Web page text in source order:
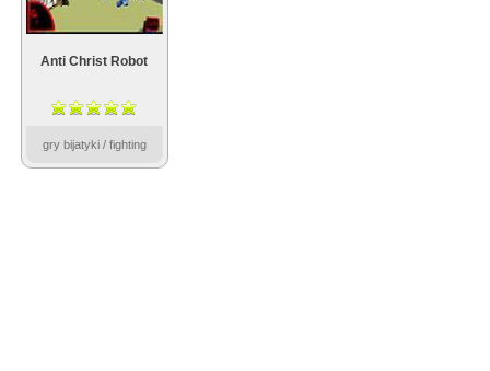
Anti Christ Robot
gry bijatyki / fighting